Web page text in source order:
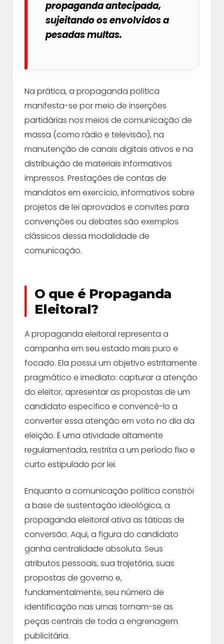
propaganda antecipada,
sujeitando os envolvidos a
pesadas multas.
Na prática, a propaganda política
manifesta-se por meio de inserções
partidárias nos meios de comunicação de
massa (como rádio e televisão), na
manutenção de canais digitais ativos e na
distribuição de materiais informativos
impressos. Prestações de contas de
mandatos em exercício, informativos sobre
projetos de lei aprovados e convites para
convenções ou debates são exemplos
clássicos dessa modalidade de
comunicação.
O que é Propaganda
Eleitoral?
A propaganda eleitoral representa a
campanha em seu estado mais puro e
focado. Ela possui um objetivo estritamente
pragmático e imediato: capturar a atenção
do eleitor, apresentar as propostas de um
candidato específico e convencê-lo a
converter essa atenção em voto no dia da
eleição. É uma atividade altamente
regulamentada, restrita a um período fixo e
curto estipulado por lei.
Enquanto a comunicação política constrói
a base de sustentação ideológica, a
propaganda eleitoral ativa as táticas de
conversão. Aqui, a figura do candidato
ganha centralidade absoluta. Seus
atributos pessoais, sua trajetória, suas
propostas de governo e,
fundamentalmente, seu número de
identificação nas urnas tornam-se as
peças centrais de toda a engrenagem
publicitária.